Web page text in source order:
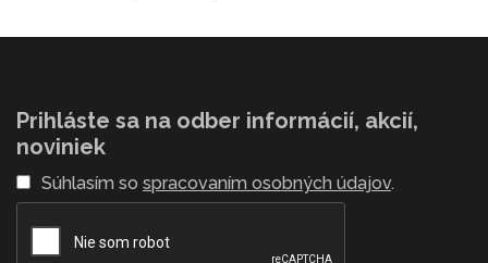
Prihláste sa na odber informácií, akcií,
noviniek
Súhlasím so spracovaním osobných údajov.